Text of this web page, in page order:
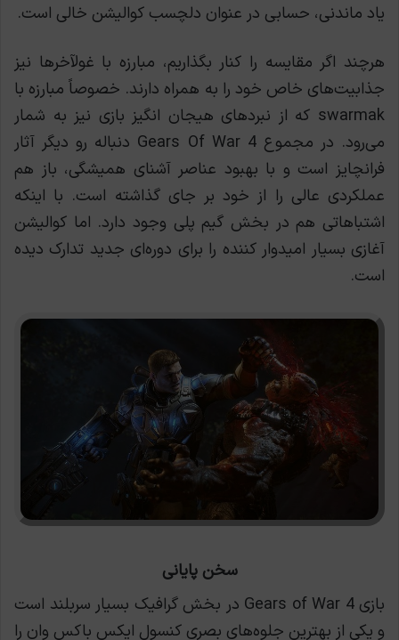
یاد ماندنی، حسابی در عنوان دلچسب کوالیشن خالی است.
هرچند اگر مقایسه را کنار بگذاریم، مبارزه با غولآخرها نیز
جذابیت‌های خاص خود را به همراه دارند. خصوصاً مبارزه با
swarmak که از نبردهای هیجان انگیز بازی نیز به شمار
می‌رود. در مجموع Gears Of War 4 دنباله رو دیگر آثار
فرانچایز است و با بهبود عناصر آشنای همیشگی، باز هم
عملکردی عالی را از خود بر جای گذاشته است. با اینکه
اشتباهاتی هم در بخش گیم پلی وجود دارد. اما کوالیشن
آغازی بسیار امیدوار کننده را برای دوره‌ای جدید تدارک دیده
است.
سخن پایانی
بازی Gears of War 4 در بخش گرافیک بسیار سربلند است
و یکی از بهترین جلوه‌های بصری کنسول ایکس باکس وان را